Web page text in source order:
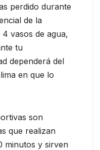
perdido durante
de la
vasos de agua,
tu
dependerá del
en que lo
son
que realizan
minutos y sirven